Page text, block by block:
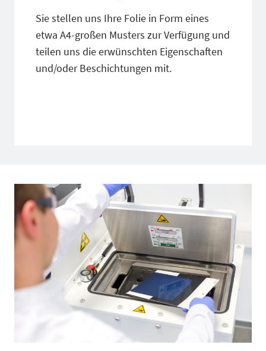
Sie stellen uns Ihre Folie in Form eines
etwa A4-großen Musters zur Verfügung und
teilen uns die erwünschten Eigenschaften
und/oder Beschichtungen mit.